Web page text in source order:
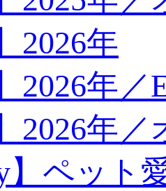
2026年
2026年／
2026年
】ペット